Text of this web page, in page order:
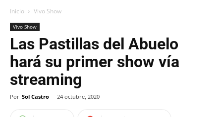
Inicio Vivo Show
Vivo Show
Las Pastillas del Abuelo
hará su primer show vía
streaming
Por Sol Castro - 24 octubre, 2020